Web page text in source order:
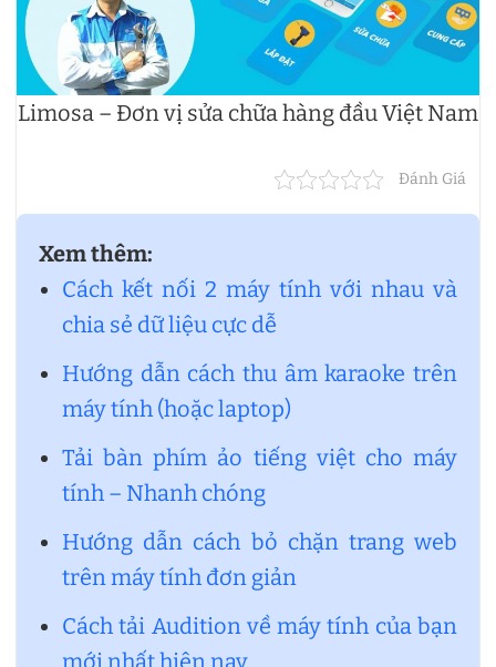
Limosa – Đơn vị sửa chữa hàng đầu Việt Nam
Đánh Giá
Xem thêm:
Cách kết nối 2 máy tính với nhau và
chia sẻ dữ liệu cực dễ
Hướng dẫn cách thu âm karaoke trên
máy tính (hoặc laptop)
Tải bàn phím ảo tiếng việt cho máy
tính – Nhanh chóng
Hướng dẫn cách bỏ chặn trang web
trên máy tính đơn giản
Cách tải Audition về máy tính của bạn